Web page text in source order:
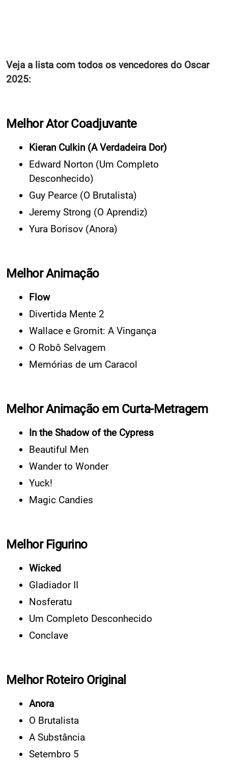
Veja a lista com todos os vencedores do Oscar
2025:
Melhor Ator Coadjuvante
Kieran Culkin (A Verdadeira Dor)
Edward Norton (Um Completo
Desconhecido)
Guy Pearce (O Brutalista)
Jeremy Strong (O Aprendiz)
Yura Borisov (Anora)
Melhor Animação
Flow
Divertida Mente 2
Wallace e Gromit: A Vingança
O Robô Selvagem
Memórias de um Caracol
Melhor Animação em Curta-Metragem
In the Shadow of the Cypress
Beautiful Men
Wander to Wonder
Yuck!
Magic Candies
Melhor Figurino
Wicked
Gladiador II
Nosferatu
Um Completo Desconhecido
Conclave
Melhor Roteiro Original
Anora
O Brutalista
A Substância
Setembro 5